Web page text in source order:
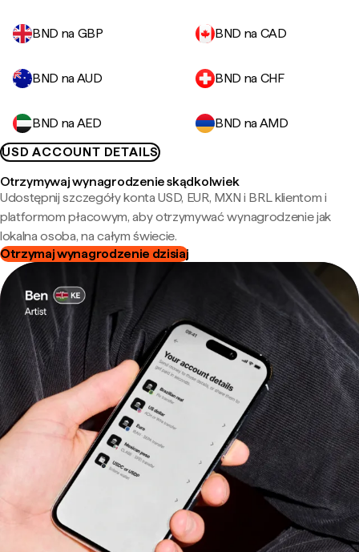
BND na GBP BND na CAD
BND na AUD BND na CHF
BND na AED
BND na AMD
USD ACCOUNT DETAILS
Otrzymywaj wynagrodzenie skądkolwiek
Udostępnij szczegóły konta USD, EUR, MXN i BRL klientom i
platformom płacowym, aby otrzymywać wynagrodzenie jak
lokalna osoba, na całym świecie.
Otrzymaj wynagrodzenie dzisiaj